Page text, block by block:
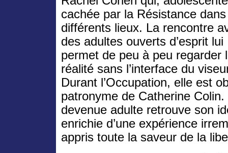
cachée par la Résistance dans
différents lieux. La rencontre
des adultes ouverts d’esprit lui
permet de peu à peu regarder
réalité sans l’interface du
Durant l’Occupation, elle est
patronyme de Catherine Colin.
devenue adulte retrouve son
enrichie d’une expérience
appris toute la saveur de la